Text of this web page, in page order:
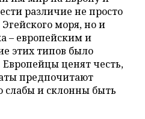
различие не просто
моря, но и
– европейским и
этих типов было
Европейцы ценят честь,
предпочитают
слабы и склонны быть